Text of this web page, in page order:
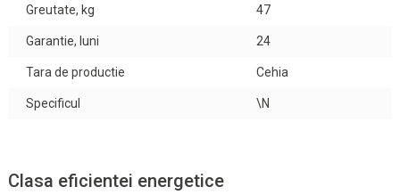
Greutate, kg 47
Garantie, luni 24
Tara de productie Cehia
Specificul \N
Clasa eficientei energetice